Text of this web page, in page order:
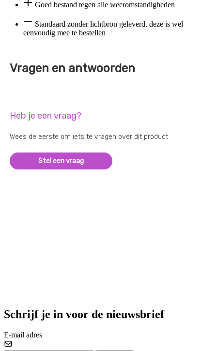
Goed bestand tegen alle weeromstandigheden
Standaard zonder lichtbron geleverd, deze is wel
eenvoudig mee te bestellen
Vragen en antwoorden
Heb je een vraag?
Wees de eerste om iets te vragen over dit product
Stel een vraag
Schrijf je in voor de nieuwsbrief
E-mail adres